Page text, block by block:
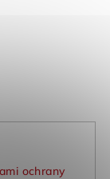
ochrany